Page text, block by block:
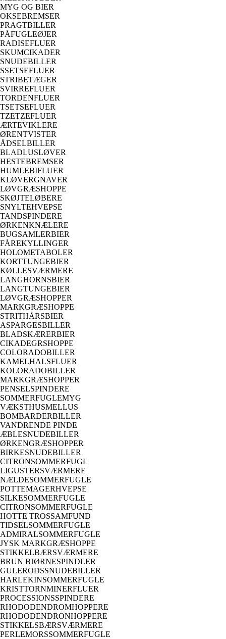
MYG OG BIER
OKSEBREMSER
PRAGTBILLER
PÅFUGLEØJER
RADISEFLUER
SKUMCIKADER
SNUDEBILLER
SSETSEFLUER
STRIBETÆGER
SVIRREFLUER
TORDENFLUER
TSETSEFLUER
TZETZEFLUER
ÆRTEVIKLERE
ØRENTVISTER
ÅDSELBILLER
BLADLUSLØVER
HESTEBREMSER
HUMLEBIFLUER
KLØVERGNAVER
LØVGRÆSHOPPE
SKØJTELØBERE
SNYLTEHVEPSE
TANDSPINDERE
ØRKENKNÆLERE
BUGSAMLERBIER
FÅREKYLLINGER
HOLOMETABOLER
KORTTUNGEBIER
KØLLESVÆRMERE
LANGHORNSBIER
LANGTUNGEBIER
LØVGRÆSHOPPER
MARKGRÆSHOPPE
STRITHÅRSBIER
ASPARGESBILLER
BLADSKÆRERBIER
CIKADEGRSHOPPE
COLORADOBILLER
KAMELHALSFLUER
KOLORADOBILLER
MARKGRÆSHOPPER
PENSELSPINDERE
SOMMERFUGLEMYG
VÆKSTHUSMELLUS
BOMBARDERBILLER
VANDRENDE PINDE
ÆBLESNUDEBILLER
ØRKENGRÆSHOPPER
BIRKESNUDEBILLER
CITRONSOMMERFUGL
LIGUSTERSVÆRMERE
NÆLDESOMMERFUGLE
POTTEMAGERHVEPSE
SILKESOMMERFUGLE
CITRONSOMMERFUGLE
HOTTE TROSSAMFUND
TIDSELSOMMERFUGLE
ADMIRALSOMMERFUGLE
JYSK MARKGRÆSHOPPE
STIKKELBÆRSVÆRMERE
BRUN BJØRNESPINDLER
GULERODSSNUDEBILLER
HARLEKINSOMMERFUGLE
KRISTTORNMINERFLUER
PROCESSIONSSPINDERE
RHODODENDROMHOPPERE
RHODODENDRONHOPPERE
STIKKELSBÆRSVÆRMERE
PERLEMORSSOMMERFUGLE